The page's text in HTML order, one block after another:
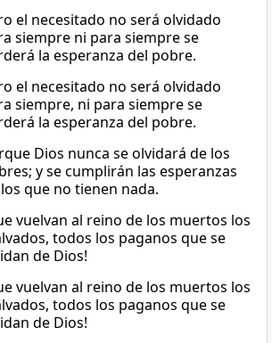
el necesitado no será olvidado
siempre ni para siempre se
la esperanza del pobre.
el necesitado no será olvidado
siempre, ni para siempre se
la esperanza del pobre.
Dios nunca se olvidará de los
y se cumplirán las esperanzas
que no tienen nada.
vuelvan al reino de los muertos los
todos los paganos que se
de Dios!
vuelvan al reino de los muertos los
todos los paganos que se
de Dios!